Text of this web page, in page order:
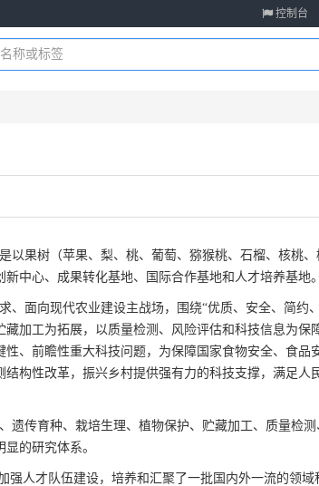
控制台
以果树（苹果、梨、桃、葡萄、猕猴桃、石榴、核桃
中心、成果转化基地、国际合作基地和人才培养基地。
、面向现代农业建设主战场，围绕“优质、安全、简约
加工为拓展，以质量检测、风险评估和科技信息为保
、前瞻性重大科技问题，为保障国家食物安全、食品
构性改革，振兴乡村提供强有力的科技支撑，满足人
遗传育种、栽培生理、植物保护、贮藏加工、质量检
的研究体系。
强人才队伍建设，培养和汇聚了一批国内外一流的领